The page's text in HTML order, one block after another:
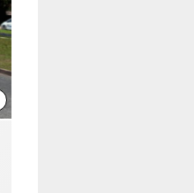
Üstra/Florian Arp